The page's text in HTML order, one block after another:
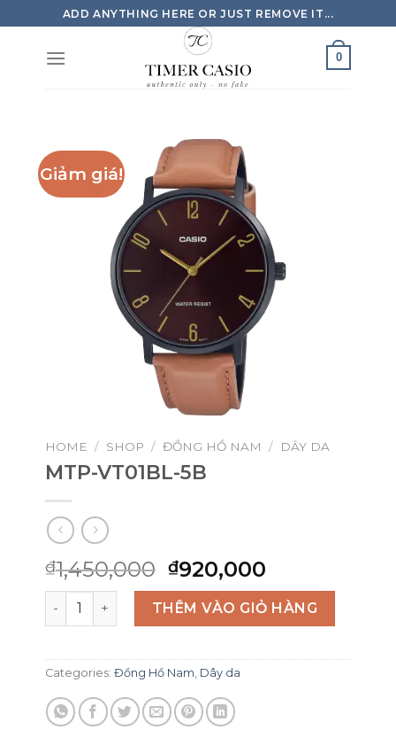
to
content
ADD ANYTHING HERE OR JUST REMOVE IT...
0
Giảm giá!
HOME / SHOP / ĐỒNG HỒ NAM / DÂY DA
MTP-VT01BL-5B
₫1,450,000 Original
price
was:
₫1,450,000.
₫920,000
price
is:
₫920,000.
MTP-VT01BL-5B quantityTHÊM VÀO GIỎ HÀNG
Categories: Đồng Hồ Nam Dây da